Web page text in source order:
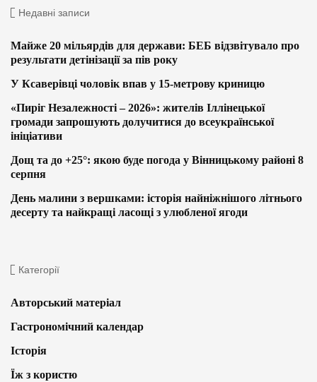
Недавні записи
Майже 20 мільярдів для держави: БЕБ відзвітувало про
результати детінізації за пів року
У Ксаверівці чоловік впав у 15-метрову криницю
«Пиріг Незалежності – 2026»: жителів Іллінецької
громади запрошують долучитися до всеукраїнської
ініціативи
Дощ та до +25°: якою буде погода у Вінницькому районі 8
серпня
День малини з вершками: історія найніжнішого літнього
десерту та найкращі ласощі з улюбленої ягоди
Категорії
Авторський матеріал
Гастрономічний календар
Історія
Їж з користю